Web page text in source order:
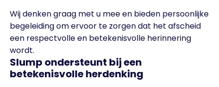
Wij denken graag met u mee en bieden persoonlijke
begeleiding om ervoor te zorgen dat het afscheid
een respectvolle en betekenisvolle herinnering
wordt.
Slump ondersteunt bij een
betekenisvolle herdenking